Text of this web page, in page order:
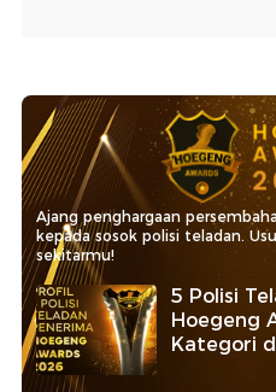
Ajang penghargaan
kepada sosok polisi teladan.
sekitarmu!
5 Polisi
Hoegeng
Kategori